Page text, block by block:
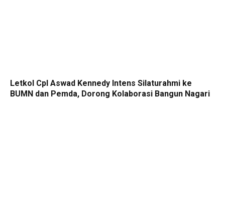
Letkol Cpl Aswad Kennedy Intens Silaturahmi ke
BUMN dan Pemda, Dorong Kolaborasi Bangun Nagari